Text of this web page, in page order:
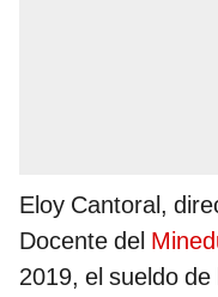
Eloy Cantoral,
Docente del
2019, el sueldo